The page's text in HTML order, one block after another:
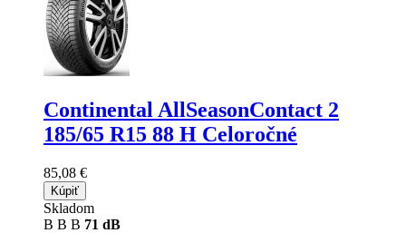
Continental AllSeasonContact 2
185/65 R15 88 H Celoročné
85,08 €
Kúpiť
Skladom
B B B 71 dB